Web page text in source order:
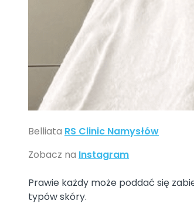
Belliata RS Clinic Namysłów
Zobacz na Instagram
Prawie każdy może poddać się
typów skóry.